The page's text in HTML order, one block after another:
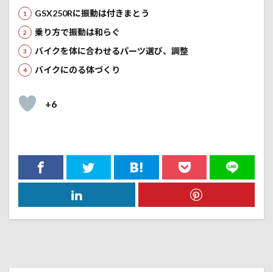
GSX250Rに振動は付きまとう
乗り方で振動は和らぐ
バイクを体に合わせるパーツ選び、調整
バイクにのる体づくり
+6